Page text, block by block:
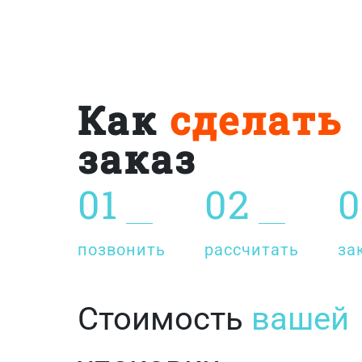
Как сделать
заказ
01
позвонить
02
рассчитать
Стоимость вашей